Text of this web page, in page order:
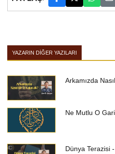
YAZARIN DIĞER YAZILARI
Arkamızda
Ne Mutlu O
Dünya Terazisi